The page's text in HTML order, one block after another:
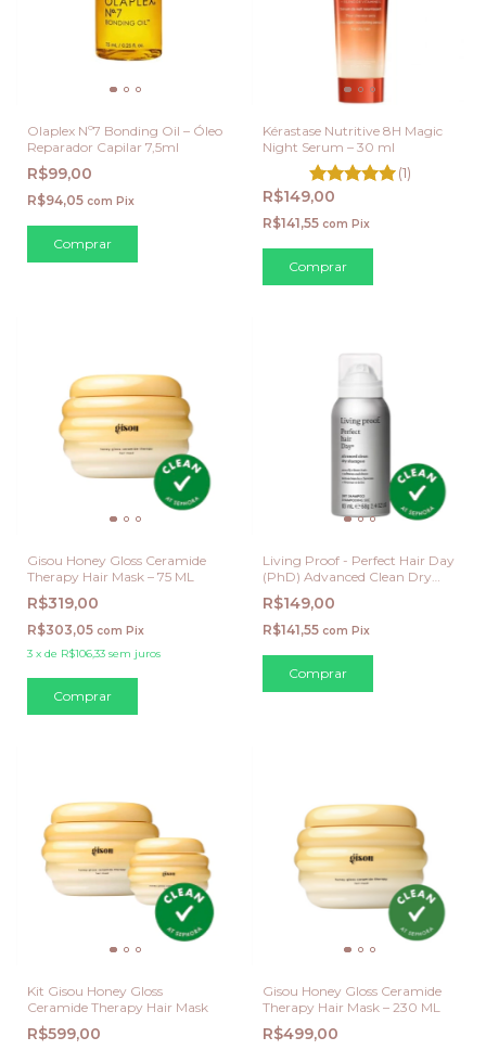
Olaplex Nº7 Bonding Oil – Óleo
Reparador Capilar 7,5ml
R$99,00
R$94,05 com Pix
Kérastase Nutritive 8H Magic
Night Serum – 30 ml
(1)
R$149,00
R$141,55 com Pix
Gisou Honey Gloss Ceramide
Therapy Hair Mask – 75 ML
R$319,00
R$303,05 com Pix
3 x de R$106,33 sem juros
Living Proof - Perfect Hair Day
(PhD) Advanced Clean Dry
Shampoo Mini - 83 ML
R$149,00
R$141,55 com Pix
Kit Gisou Honey Gloss
Ceramide Therapy Hair Mask
R$599,00
Gisou Honey Gloss Ceramide
Therapy Hair Mask – 230 ML
R$499,00